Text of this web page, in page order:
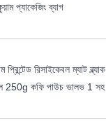
প্যাকেজিং ব্যাগ
প্রিন্টেড রিসাইকেবল ম্যাট ব্ল্যাক
250g কফি পাউচ ভালভ 1 সহ